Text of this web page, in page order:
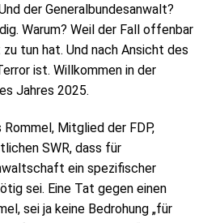
der Generalbundesanwalt?
Warum? Weil der Fall offenbar
tun hat. Und nach Ansicht des
ist. Willkommen in der
Jahres 2025.
Mitglied der FDP,
SWR, dass für
ein spezifischer
sei. Eine Tat gegen einen
sei ja keine Bedrohung „für